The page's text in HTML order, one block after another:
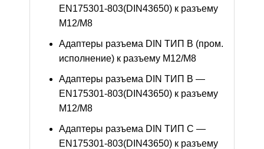
EN175301-803(DIN43650) к разъему
M12/M8
Адаптеры разъема DIN ТИП B (пром.
исполнение) к разъему M12/M8
Адаптеры разъема DIN ТИП B —
EN175301-803(DIN43650) к разъему
M12/M8
Адаптеры разъема DIN ТИП C —
EN175301-803(DIN43650) к разъему